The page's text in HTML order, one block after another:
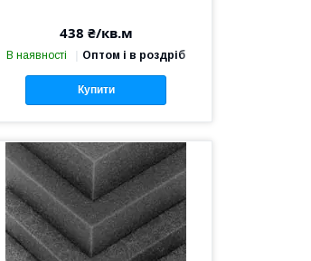
438 ₴/кв.м
В наявності Оптом і в роздріб
Купити